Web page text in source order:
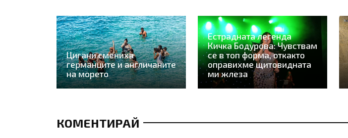
Цигани смениха
германците и англичаните
на морето
Естрадната легенда
Кичка Бодурова: Чувствам
се в топ форма, откакто
оправихме щитовидната
ми жлеза
КОМЕНТИРАЙ